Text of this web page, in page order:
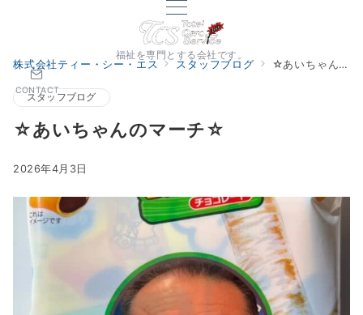
福祉を専門とする会社です。
CONTACT
株式会社ティー・シー・エス スタッフブログ ☆あいちゃんのマーチ☆
スタッフブログ
☆あいちゃんのマーチ☆
2026年4月3日